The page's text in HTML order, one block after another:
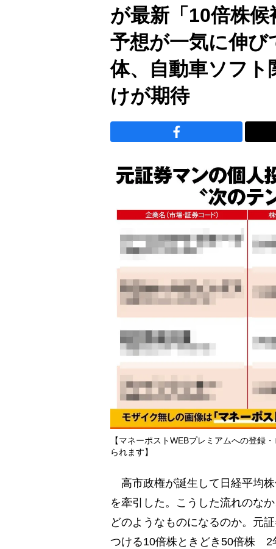
が最新「10倍株
予想が一気に伸
体、自動車ソフ
けが期待
【マネーポストWEBプレミアムへの登録
られます】
高市政権が誕生して日経平均
を牽引した。こうした流れのな
どのようなものになるのか。元
つける10倍株ときどき50倍株 2